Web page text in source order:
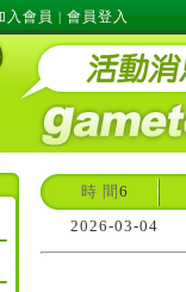
入會員 | 會員登入
時 間 6
2026-03-04